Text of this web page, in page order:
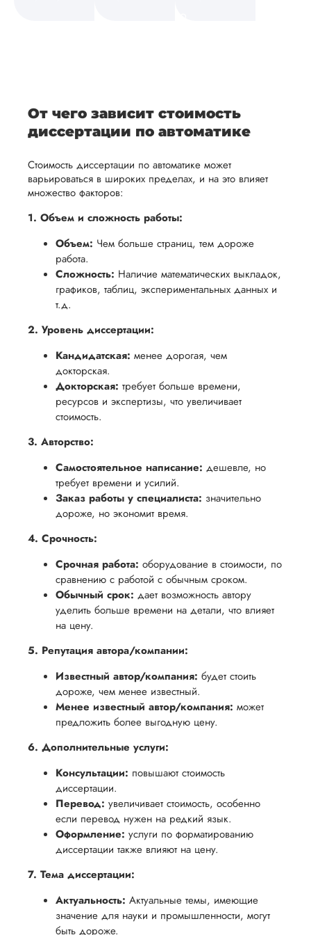
а также
темы.
готовы
предоставить
в
подготовке
и речи
перед
Наша
цель -
вам
в своей
работе и
помочь
процесс
защиты
научной
и
проведения
проверки
работы,
установленная
сумма
будет
заказчику.
Мы
стремимся
осуществлять
процесс
возврата
способом,
удобным
для вас,
сроки
после
утверждения
запроса
возврат.
работы. В
начале
сотрудничества
мы
обсудим
и
о сроках
выполнения,
чтобы
аспекты
написания
работы.
От чего зависит стоимость
диссертации по автоматике
Стоимость диссертации по автоматике может
варьироваться в широких пределах, и на это влияет
множество факторов:
1. Объем и сложность работы:
Объем: Чем больше страниц, тем дороже
работа.
Сложность: Наличие математических выкладок,
графиков, таблиц, экспериментальных данных и
т.д.
2. Уровень диссертации:
Кандидатская: менее дорогая, чем
докторская.
Докторская: требует больше времени,
ресурсов и экспертизы, что увеличивает
стоимость.
3. Авторство:
Самостоятельное написание: дешевле, но
требует времени и усилий.
Заказ работы у специалиста: значительно
дороже, но экономит время.
4. Срочность:
Срочная работа: оборудование в стоимости, по
сравнению с работой с обычным сроком.
Обычный срок: дает возможность автору
уделить больше времени на детали, что влияет
на цену.
5. Репутация автора/компании:
Известный автор/компания: будет стоить
дороже, чем менее известный.
Менее известный автор/компания: может
предложить более выгодную цену.
6. Дополнительные услуги:
Консультации: повышают стоимость
диссертации.
Перевод: увеличивает стоимость, особенно
если перевод нужен на редкий язык.
Оформление: услуги по форматированию
диссертации также влияют на цену.
7. Тема диссертации:
Актуальность: Актуальные темы, имеющие
значение для науки и промышленности, могут
быть дороже.